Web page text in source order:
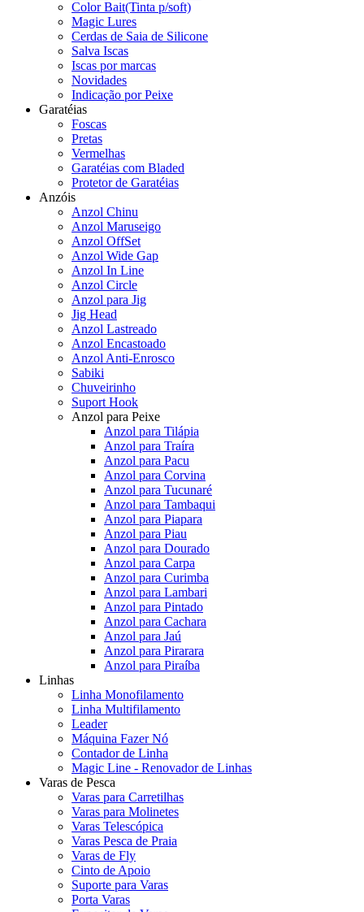
Color Bait(Tinta p/soft)
Magic Lures
Cerdas de Saia de Silicone
Salva Iscas
Iscas por marcas
Novidades
Indicação por Peixe
Garatéias
Foscas
Pretas
Vermelhas
Garatéias com Bladed
Protetor de Garatéias
Anzóis
Anzol Chinu
Anzol Maruseigo
Anzol OffSet
Anzol Wide Gap
Anzol In Line
Anzol Circle
Anzol para Jig
Jig Head
Anzol Lastreado
Anzol Encastoado
Anzol Anti-Enrosco
Sabiki
Chuveirinho
Suport Hook
Anzol para Peixe
Anzol para Tilápia
Anzol para Traíra
Anzol para Pacu
Anzol para Corvina
Anzol para Tucunaré
Anzol para Tambaqui
Anzol para Piapara
Anzol para Piau
Anzol para Dourado
Anzol para Carpa
Anzol para Curimba
Anzol para Lambari
Anzol para Pintado
Anzol para Cachara
Anzol para Jaú
Anzol para Pirarara
Anzol para Piraíba
Linhas
Linha Monofilamento
Linha Multifilamento
Leader
Máquina Fazer Nó
Contador de Linha
Magic Line - Renovador de Linhas
Varas de Pesca
Varas para Carretilhas
Varas para Molinetes
Varas Telescópica
Varas Pesca de Praia
Varas de Fly
Cinto de Apoio
Suporte para Varas
Porta Varas